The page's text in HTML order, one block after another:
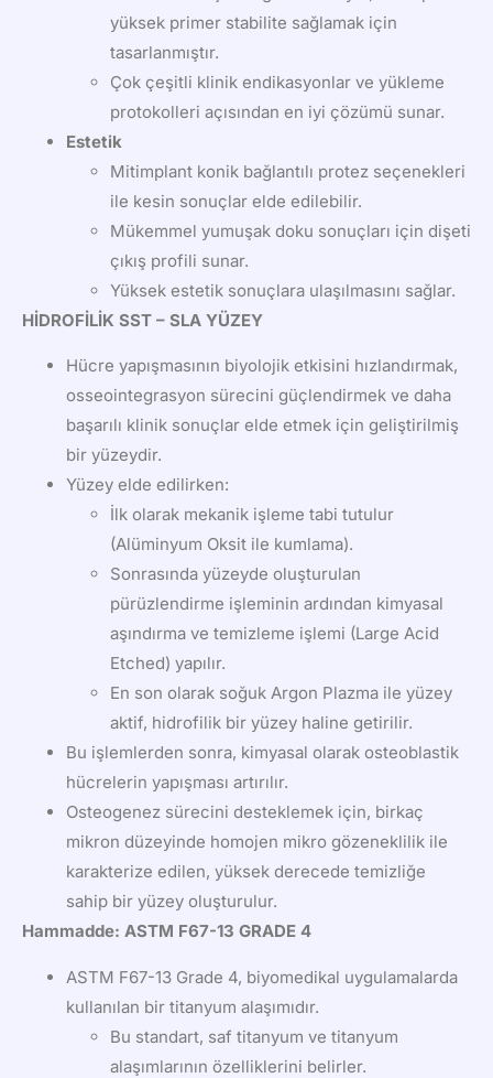
yüksek primer stabilite sağlamak için
tasarlanmıştır.
Çok çeşitli klinik endikasyonlar ve yükleme
protokolleri açısından en iyi çözümü sunar.
Estetik
Mitimplant konik bağlantılı protez seçenekleri
ile kesin sonuçlar elde edilebilir.
Mükemmel yumuşak doku sonuçları için dişeti
çıkış profili sunar.
Yüksek estetik sonuçlara ulaşılmasını sağlar.
HİDROFİLİK SST – SLA YÜZEY
Hücre yapışmasının biyolojik etkisini hızlandırmak,
osseointegrasyon sürecini güçlendirmek ve daha
başarılı klinik sonuçlar elde etmek için geliştirilmiş
bir yüzeydir.
Yüzey elde edilirken:
İlk olarak mekanik işleme tabi tutulur
(Alüminyum Oksit ile kumlama).
Sonrasında yüzeyde oluşturulan
pürüzlendirme işleminin ardından kimyasal
aşındırma ve temizleme işlemi (Large Acid
Etched) yapılır.
En son olarak soğuk Argon Plazma ile yüzey
aktif, hidrofilik bir yüzey haline getirilir.
Bu işlemlerden sonra, kimyasal olarak osteoblastik
hücrelerin yapışması artırılır.
Osteogenez sürecini desteklemek için, birkaç
mikron düzeyinde homojen mikro gözeneklilik ile
karakterize edilen, yüksek derecede temizliğe
sahip bir yüzey oluşturulur.
Hammadde: ASTM F67-13 GRADE 4
ASTM F67-13 Grade 4, biyomedikal uygulamalarda
kullanılan bir titanyum alaşımıdır.
Bu standart, saf titanyum ve titanyum
alaşımlarının özelliklerini belirler.